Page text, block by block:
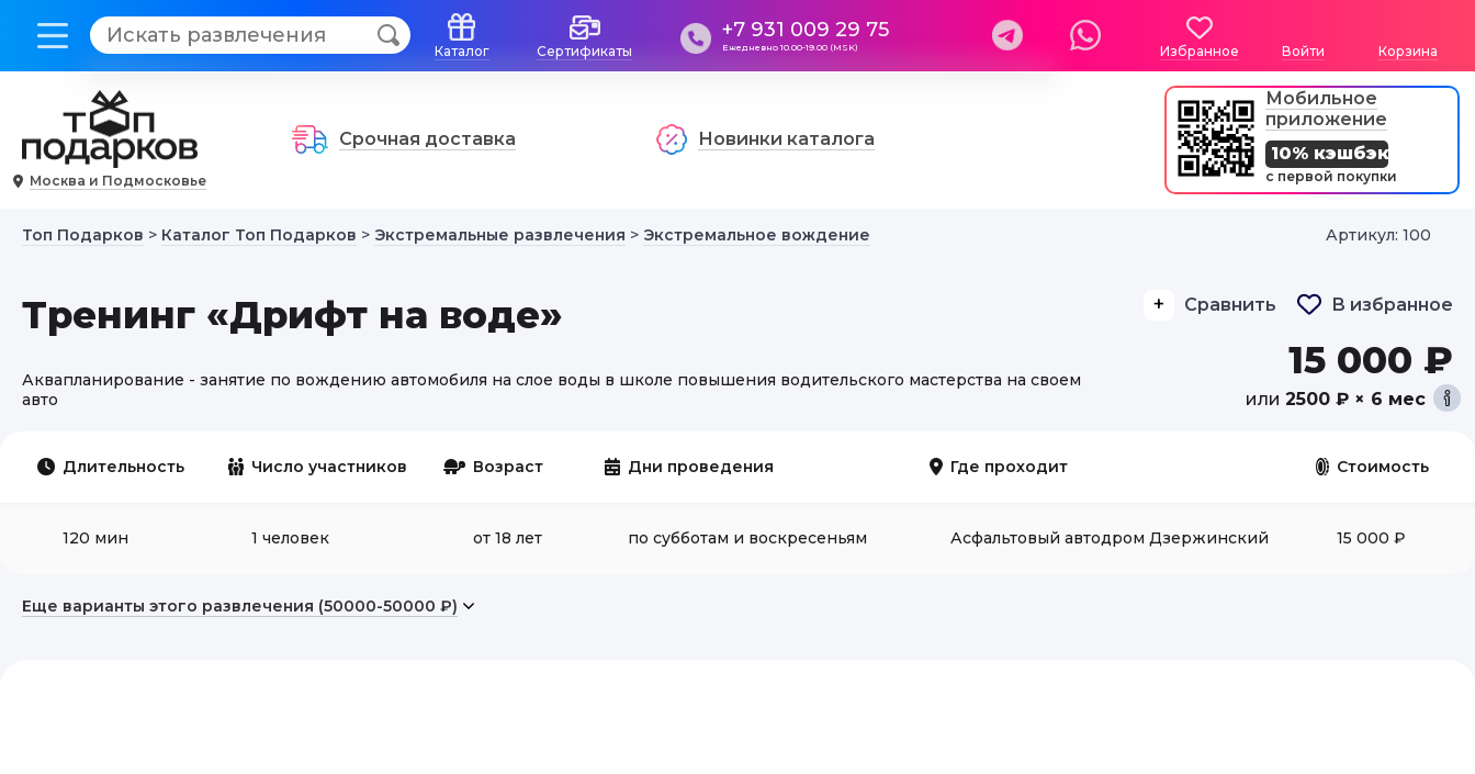
Каталог Сертификаты
+7 931 009 29 75
Ежедневно 10.00-19.00 (MSK) Избранное Войти Корзина
Москва и Подмосковье
Срочная доставка Новинки каталога
Мобильное
приложение
10% кэшбэк
с первой покупки
Топ Подарков > Каталог Топ Подарков > Экстремальные развлечения > Экстремальное вождение Артикул: 100
Тренинг «Дрифт на воде» Сравнить В избранное
15 000 ₽
или 2500 ₽ × 6 мес
Аквапланирование - занятие по вождению автомобиля на слое воды в школе повышения водительского мастерства на своем
авто
Длительность Число участников Возраст Дни проведения Где проходит Стоимость
120 мин 1 человек от 18 лет по субботам и воскресеньям Асфальтовый автодром Дзержинский 15 000 ₽
Еще варианты этого развлечения (50000-50000 ₽)